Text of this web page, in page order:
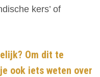
kers’ of
Om dit te
ook iets weten over